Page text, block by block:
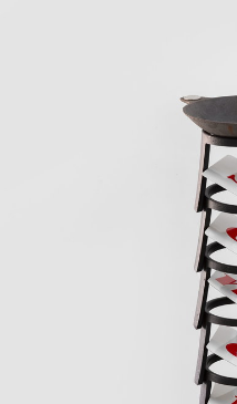
ART & EDUCATION